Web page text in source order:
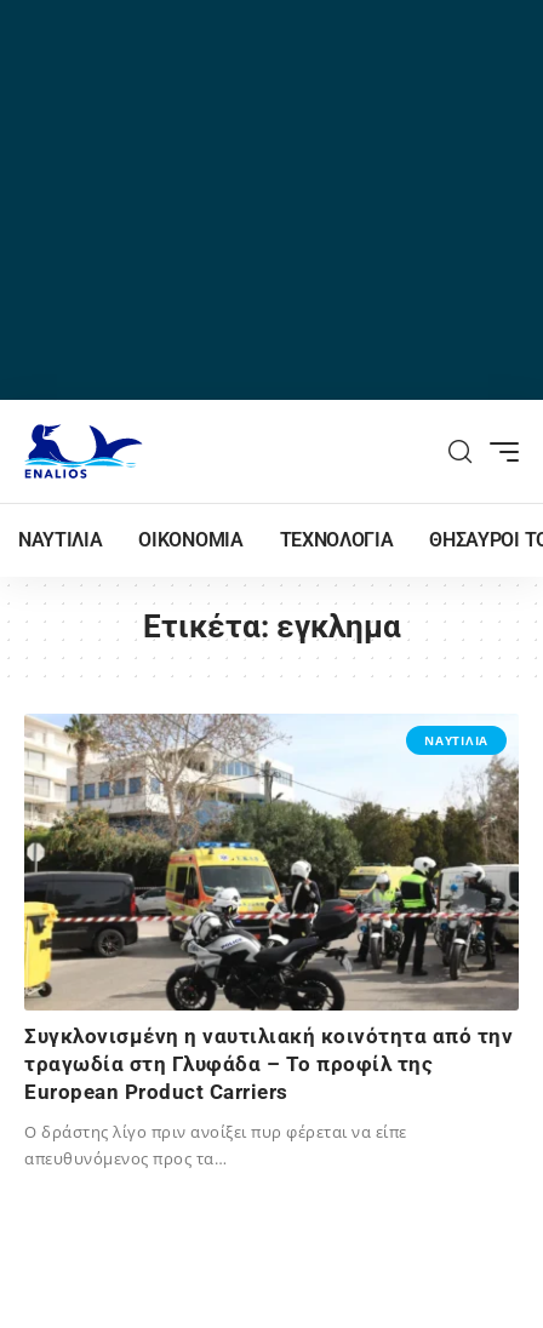
ΝΑΥΤΙΛΙΑ ΟΙΚΟΝΟΜΙΑ ΤΕΧΝΟΛΟΓΙΑ ΘΗΣΑΥΡΟΙ
Ετικέτα: εγκλημα
ΝΑΥΤΙΛΙΑ
Συγκλονισμένη η ναυτιλιακή κοινότητα από την
τραγωδία στη Γλυφάδα – Το προφίλ της
European Product Carriers
Ο δράστης λίγο πριν ανοίξει πυρ φέρεται να είπε
απευθυνόμενος προς τα…